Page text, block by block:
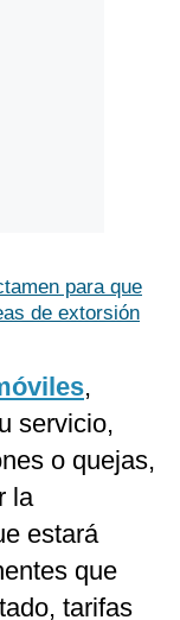
para que
de extorsión
,
servicio,
o quejas,
la
estará
que
tarifas